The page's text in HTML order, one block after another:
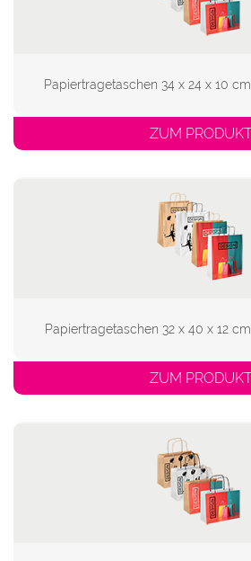
Papiertragetaschen 34 x 24 x 10
ZUM
Papiertragetaschen 32 x 40 x 12
ZUM